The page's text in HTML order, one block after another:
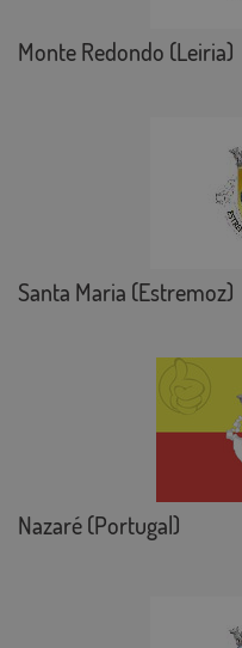
Monte Redondo (Leiria)
Santa Maria (Estremoz)
Nazaré (Portugal)